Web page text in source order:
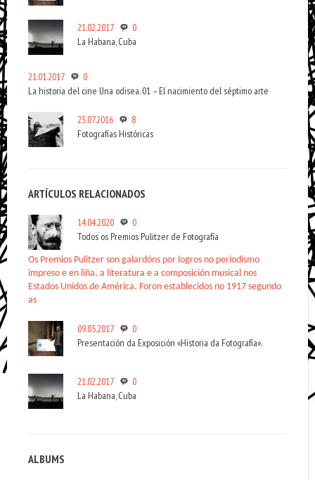
21.02.2017
0
La Habana, Cuba
21.01.2017
0
La historia del cine Una odisea. 01 – El nacimiento del séptimo arte
23.07.2016
8
Fotografías Históricas
ARTÍCULOS RELACIONADOS
14.04.2020
0
Todos os Premios Pulitzer de Fotografía
Os Premios Pulitzer son galardóns por logros no periodismo
impreso e en liña, a literatura e a composición musical nos
Estados Unidos de América. Foron establecidos no 1917 segundo
as
09.05.2017
0
Presentación da Exposición «Historia da Fotografía».
21.02.2017
0
La Habana, Cuba
ALBUMS